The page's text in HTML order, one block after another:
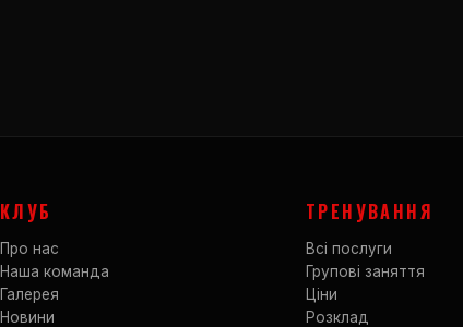
КЛУБ
Про нас
Наша команда
Галерея
Новини
ТРЕНУВАННЯ
Всі послуги
Групові заняття
Ціни
Розклад